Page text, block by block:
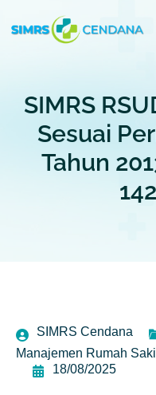
SIMRS
Sesuai
Tahun
SIMRS Cendana
Manajemen Rumah
18/08/2025